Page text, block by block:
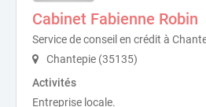
Cabinet Fabienne Robin
Service de conseil en crédit à
Chantepie (35135)
Activités
Entreprise locale.